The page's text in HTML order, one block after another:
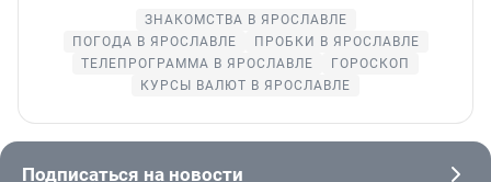
ЗНАКОМСТВА В ЯРОСЛАВЛЕ
ПОГОДА В ЯРОСЛАВЛЕ
ПРОБКИ В ЯРОСЛАВЛЕ
ТЕЛЕПРОГРАММА В ЯРОСЛАВЛЕ
ГОРОСКОП
КУРСЫ ВАЛЮТ В ЯРОСЛАВЛЕ
Подписаться на новости